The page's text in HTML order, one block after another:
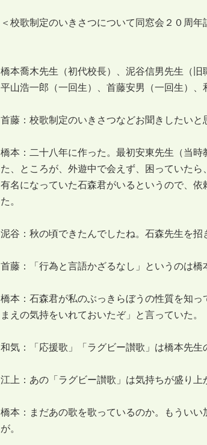
＜校歌制定のいきさつについて同窓会２０周年
橋本喬木先生（初代校長）、泥谷信男先生（旧
平山浩一郎（一回生）、首藤安男（一回生）、
首藤：校歌制定のいきさつなどお聞きしたいと
橋本：二十八年に作った。最初安東先生（当
た、ところが、外遊中で会えず、困っていた
有名になっていた石森君がいるというので、
た。
泥谷：秋の頃できたんでしたね。石森先生を招
首藤：「行為と言語かざるなし」というのは橋
橋本：石森君が私のぶっきらぼうの性質を知
まえの気持をいれておいたぞ」と言っていた。
和気：「応援歌」「ラグビー讃歌」は橋本先生
江上：あの「ラグビー讃歌」は気持ちが盛り上
橋本：まだあの歌を歌っているのか。もうい
が。